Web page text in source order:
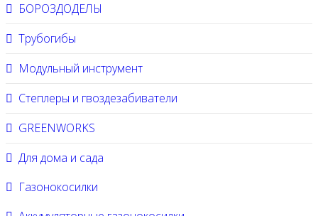
БОРОЗДОДЕЛЫ
Трубогибы
Модульный инструмент
Степлеры и гвоздезабиватели
GREENWORKS
Для дома и сада
Газонокосилки